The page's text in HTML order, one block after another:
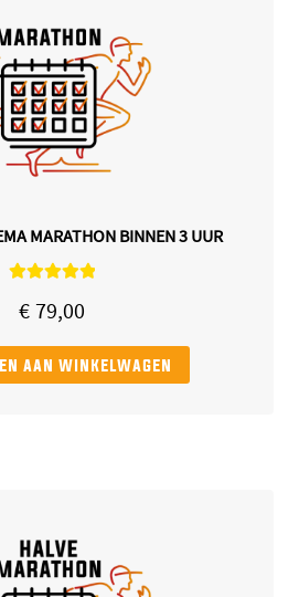
MARATHON BINNEN 3 UUR
5.00uit 5
€ 79,00
aan winkelwagen